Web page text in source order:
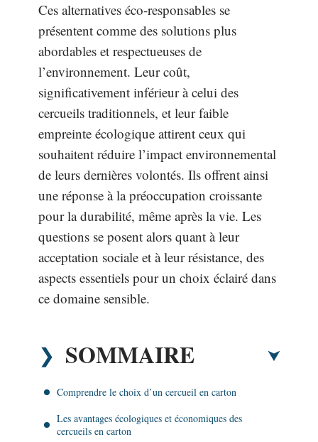
Ces alternatives éco-responsables se
présentent comme des solutions plus
abordables et respectueuses de
l’environnement. Leur coût,
significativement inférieur à celui des
cercueils traditionnels, et leur faible
empreinte écologique attirent ceux qui
souhaitent réduire l’impact environnemental
de leurs dernières volontés. Ils offrent ainsi
une réponse à la préoccupation croissante
pour la durabilité, même après la vie. Les
questions se posent alors quant à leur
acceptation sociale et à leur résistance, des
aspects essentiels pour un choix éclairé dans
ce domaine sensible.
SOMMAIRE
Comprendre le choix d’un cercueil en carton
Les avantages écologiques et économiques des
cercueils en carton